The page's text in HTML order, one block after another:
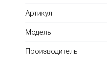
Артикул
Модель
Производитель